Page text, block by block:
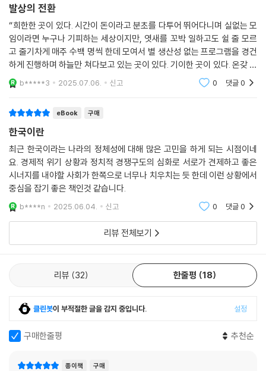
이 어떤 허약한 질서 위에 놓여 있는지를 고발한다. 경제성장, 문화의 세계
화, 민주주의의 성숙… 겉보기에는 ‘한국의 기적’이라 불릴 만한 성취들 이
면에서 작동하는 언어의 실패와 법치의 후진성을 발견한다. 김영민 교수가
보기에 지금 한국은 성공과 실패가 동시에 존재하는 사회이며, 문제는 그
복합성을 감당하기에 기존의 언어가 너무 낡았다는 것이다. 따라서 그는
우리가 한국을 이해하는 데 사용해온 기존의 관점을 해체하고, 그것을 대
체할 수 있는 ‘새로운 언어’를 찾아야 한다고 말한다. 『한국이란 무엇인가』
라는 책의 궁극적 목적도 바로 그 새로운 언어에 대한 탐색이라고 말하는
그는 새로운 이를 통해 비로소 우리가 우리 자신과 새롭게 마주할 수 있다
고 말한다.
다음 대통령이 누구냐는 근시안적 질문을 넘어
지금 이곳에 대한 진지한 질문이 필요한 시간
김영민 교수는 “다음 대통령이 누구냐”는 소모적인 정치 예측보다 “우리
는 왜 지금 이 모습의 한국을 살고 있는가”라는 근본적인 질문에 집중하자
고 제안한다. 오늘의 위기를 극복하기 위해 필요한 것은 제도 개편이 아니
라 사유의 전환, 정치적 성과가 아니라 언어의 발명, 지도자의 등장보다 국
가를 바라보는 시선의 재구성이라고 그는 강조한다. 『한국이란 무엇인가』
는 단지 현실 분석에 그치지 않고, 새로운 질문을 던지고 사유의 지형을 넓
이들과 나누고 싶은 대화의 시작이다. 고정된 언어와 박제된 개념을 넘어
너지고 있는 시대의 분기점에서 우리는 거듭 질문해야 한다. 답이 보이지
문의 끝에서 다시 시작된다.
발상의 전환
“희한한 곳이 있다. 시간이 돈이라고 분초를 다투어 뛰어다니며 실없는 모
임이라면 누구나 기피하는 세상이지만, 엿새를 꼬박 일하고도 쉴 줄 모르
고 줄기차게 매주 수백 명씩 한데 모여서 별 생산성 없는 프로그램을 경건
하게 진행하며 하늘만 쳐다보고 있는 곳이 있다. 기이한 곳이 있다. 온갖 원
심력으로 찢어져 마음을 한데 모을 수 없는 세상이지만, 믿을 수 없이 견고
한 구심력으
b*****3 2025.07.06. 신고 0 댓글0
eBook 구매
한국이란
최근 한국이라는 나라의 정체성에 대해 많은 고민을 하게 되는 시점이네
요. 경제적 위기 상황과 정치적 경쟁구도의 심화로 서로가 견제하고 좋은
시너지를 내야할 사회가 한쪽으로 너무나 치우치는 듯 한데 이런 상황에서
중심을 잡기 좋은 책인것 같습니다.
b****n 2025.06.04. 신고 0 댓글0
리뷰 전체보기
리뷰 32 한줄평 18
클린봇이 부적절한 글을 감지 중입니다. 설정
구매한줄평 추천순
종이책 구매